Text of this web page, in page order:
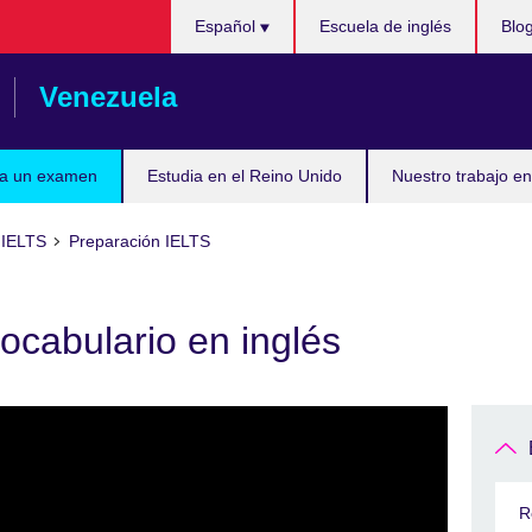
Venezuela
un examen Estudia en el Reino Unido Nuestro trabajo
Español Escuela de inglés
Preparación IELTS
en inglés